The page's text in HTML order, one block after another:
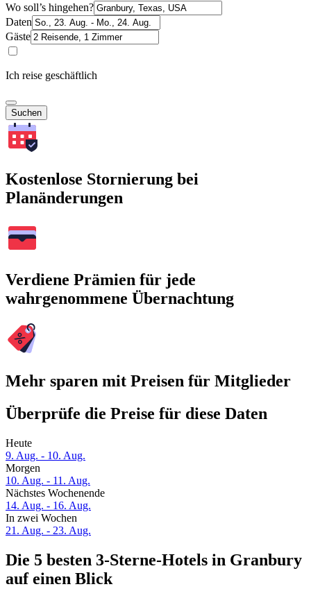
Wo soll’s hingehen?
Daten
Gäste
Ich reise geschäftlich
Suchen
Kostenlose Stornierung bei
Planänderungen
Verdiene Prämien für jede
wahrgenommene Übernachtung
Mehr sparen mit Preisen für Mitglieder
Überprüfe die Preise für diese Daten
Heute
9. Aug. - 10. Aug.
Morgen
10. Aug. - 11. Aug.
Nächstes Wochenende
14. Aug. - 16. Aug.
In zwei Wochen
21. Aug. - 23. Aug.
Die 5 besten 3-Sterne-Hotels in Granbury
auf einen Blick